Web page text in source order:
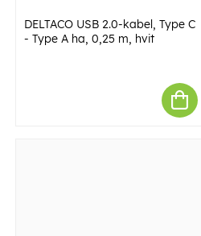
DELTACO USB 2.0-kabel, Type C
- Type A ha, 0,25 m, hvit